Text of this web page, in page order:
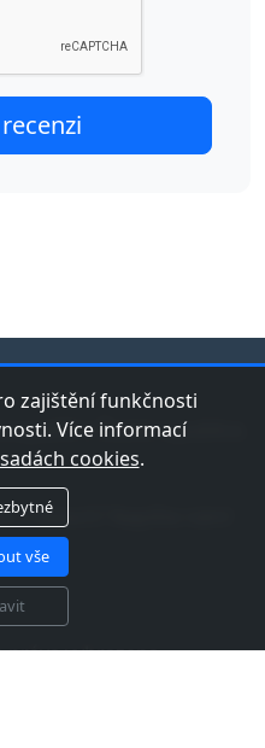
zajištění funkčnosti
Více informací
cookies.
vše
v České republice.
v datech? Napište nám!
práva vyhrazena.